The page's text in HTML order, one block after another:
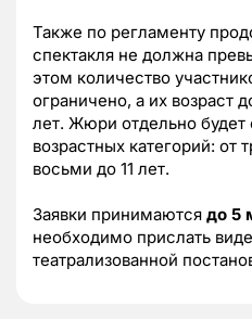
Также по регламенту
спектакля не должна
этом количество
ограничено, а их возраст
лет. Жюри отдельно будет
возрастных категорий: от
восьми до 11 лет.
Заявки принимаются до 5
необходимо прислать
театрализованной